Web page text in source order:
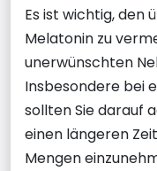
Es ist wichtig, den
Melatonin zu
unerwünschten
Insbesondere bei
sollten Sie darauf
einen längeren
Mengen